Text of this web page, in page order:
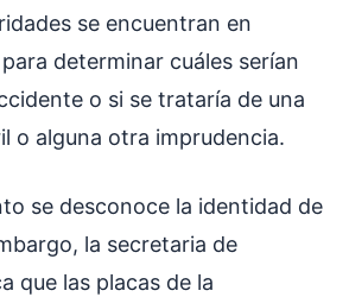
se encuentran en
determinar cuáles serían
o si se trataría de una
o alguna otra imprudencia.
se desconoce la identidad de
la secretaria de
que las placas de la